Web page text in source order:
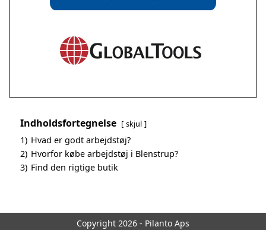
Indholdsfortegnelse skjul
1) Hvad er godt arbejdstøj?
2) Hvorfor købe arbejdstøj i Blenstrup?
3) Find den rigtige butik
Copyright 2026 - Pilanto Aps